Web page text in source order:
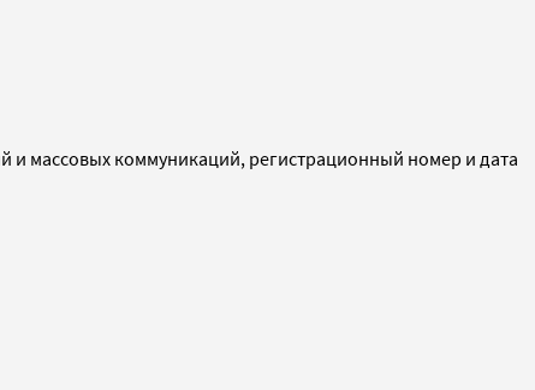
и массовых коммуникаций, регистрационный номер и дата